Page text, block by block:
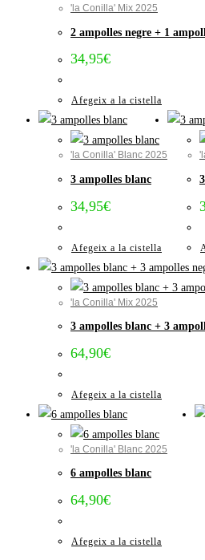
'la Conilla' Mix 2025
2 ampolles negre + 1
34,95€
Afegeix a la cistella
'la Conilla' Blanc 2025
3 ampolles blanc
34,95€
Afegeix a la cistella
'la Conilla' Mix 2025
3 ampolles blanc + 3
64,90€
Afegeix a la cistella
'la Conilla' Blanc 2025
6 ampolles blanc
64,90€
Afegeix a la cistella